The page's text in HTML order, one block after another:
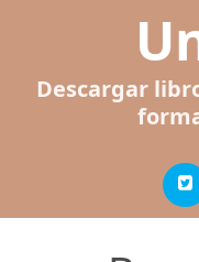
Descargar